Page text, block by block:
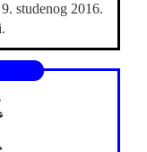
studenog 2016.